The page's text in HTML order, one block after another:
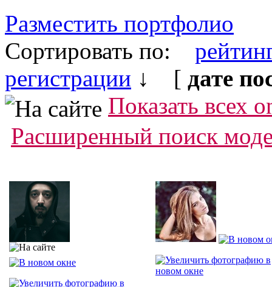
Разместить портфолио
Сортировать по:
регистрации ↓ [ дате
Показать всех
Расширенный поиск